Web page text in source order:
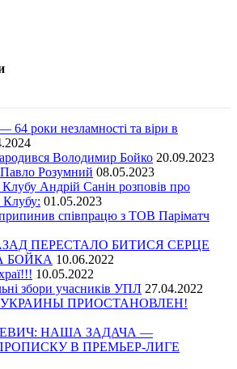
роки незламності та віри в
Володимир Бойко 20.09.2023
Розумний 08.05.2023
Андрій Санін розповів про
Клубу: 01.05.2023
співпрацю з ТОВ Паріматч
ПЕРЕСТАЛО БИТИСЯ СЕРЦЕ
БОЙКА 10.06.2022
10.05.2022
збори учасників УПЛ 27.04.2022
ПРИОСТАНОВЛЕН!
НАША ЗАДАЧА —
В ПРЕМЬЕР-ЛИГЕ